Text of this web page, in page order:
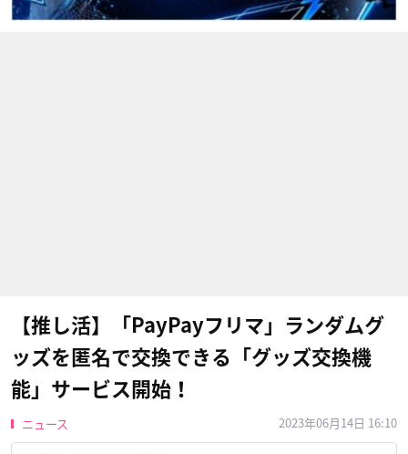
【推し活】「PayPayフリマ」ランダムグ
ッズを匿名で交換できる「グッズ交換機
能」サービス開始！
ニュース 2023年06月14日 16:10